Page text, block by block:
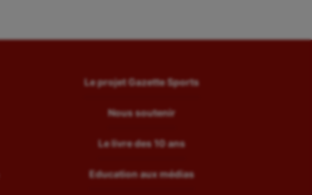
Le projet Gazette Sports
Nous soutenir
Le livre des 10 ans
Education aux médias